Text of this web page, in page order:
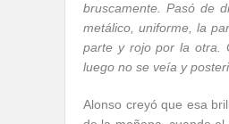
bruscamente. Pasó de
metálico, uniforme, la
parte y rojo por la otra.
luego no se veía y
Alonso creyó que esa